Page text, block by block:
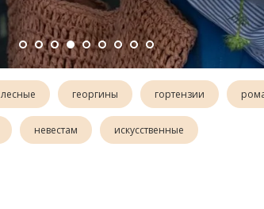
лесные георгины гортензии
невестам искусственные